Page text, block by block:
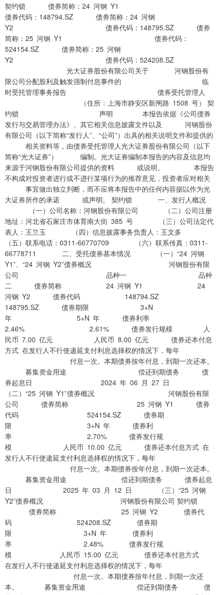
契约锁 债券简称：24 河钢 Y1
债券代码：148794.SZ 债券简称：24 河钢
Y2 债券代码：148795.SZ 债券
简称：25 河钢 Y1 债券代码：
524154.SZ 债券简称：25 河钢
Y2 债券代码：524208.SZ
光大证券股份有限公司关于 河钢股份有
限公司分配股利及触发强制付息事件的 临
时受托管理事务报告 债券受托管理人
（住所：上海市静安区新闸路 1508 号） 契
约锁 声明 本报告依据《公司债券
发行与交易管理办法》、其它相关信息披露文件以及 河钢股份
有限公司（以下简称“发行人”、“公司”）出具的相关说明文件和提供的
相关资料等，由债券受托管理人光大证券股份有限公司（以下
简称“光大证券”） 编制。光大证券编制本报告的内容及信息均
来源于河钢股份有限公司提供的资料 或说明。 本报告
不构成对投资者进行或不进行某项行为的推荐意见，投资者应对相关
事宜做出独立判断，而不应将本报告中的任何内容据以作为光
大证券所作的承诺 或声明。 契约锁 一、发行人概况
（一）公司名称：河钢股份有限公司 （二）公司注册
地址：河北省石家庄市体育南大街 385 号 （三）公司法定代
表人：王兰玉 （四）信息披露事务负责人：王文多
（五）联系电话：0311-66770709 （六）联系传真：0311-
66778711 二、受托债券基本情况 （一）“24 河钢
Y1”、“24 河钢 Y2”债券概况 河钢股份有限
公司 品种一 品种
二 债券简称 24 河钢 Y1 24
河钢 Y2 债券代码 148794.SZ
148795.SZ 债券期限 3+N
年 5+N 年 债券利率
2.46% 2.61% 债券发行规模 人
民币 7.00 亿元 人民币 8.00 亿元 债券还本付息
方式 在发行人不行使递延支付利息选择权的情况下，每年
付息一次。本期债券按年付息，到期一次还本。
募集资金用途 偿还到期债务 债
券起息日 2024 年 06 月 27 日
（二）“25 河钢 Y1”债券概况 河钢股份有限
公司 债券简称 25 河钢 Y1 债券
代码 524154.SZ 债券期
限 3+N 年 债券利
率 2.70% 债券发行规
模 人民币 10.00 亿元 债券还本付息方式 在
发行人不行使递延支付利息选择权的情况下，每年
付息一次。本期债券按年付息，到期一次还本。
募集资金用途 偿还到期债务 债券起息
日 2025 年 03 月 12 日 （三）“25 河钢
Y2”债券概况 河钢股份有限公司 契约锁
债券简称 25 河钢 Y2 债券代
码 524208.SZ 债券期
限 3+N 年 债券利
率 2.48% 债券发行规
模 人民币 15.00 亿元 债券还本付息方式
在发行人不行使递延支付利息选择权的情况下，每年
付息一次。本期债券按年付息，到期一次还
本。 募集资金用途 偿还到期债务 债